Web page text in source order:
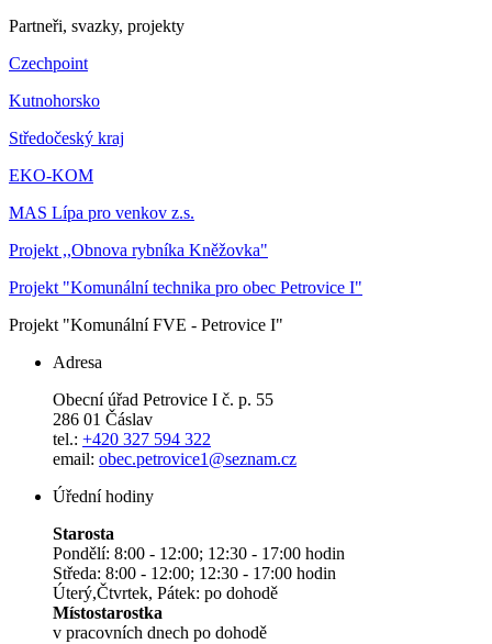
Partneři, svazky, projekty
Czechpoint
Kutnohorsko
Středočeský kraj
EKO-KOM
MAS Lípa pro venkov z.s.
Projekt ,,Obnova rybníka Kněžovka"
Projekt "Komunální technika pro obec Petrovice I"
Projekt "Komunální FVE - Petrovice I"
Adresa
Obecní úřad Petrovice I č. p. 55
286 01 Čáslav
tel.: +420 327 594 322
email: obec.petrovice1@seznam.cz
Úřední hodiny
Starosta
Pondělí: 8:00 - 12:00; 12:30 - 17:00 hodin
Středa: 8:00 - 12:00; 12:30 - 17:00 hodin
Úterý,Čtvrtek, Pátek: po dohodě
Místostarostka
v pracovních dnech po dohodě